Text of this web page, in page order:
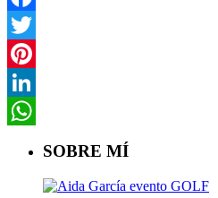
Facebook
Twitter
Pinterest
LinkedIn
SOBRE MÍ